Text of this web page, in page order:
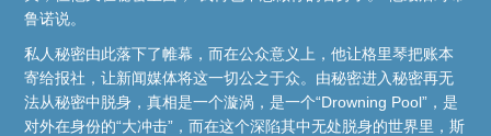
鲁诺说。
私人秘密由此落下了帷幕，而在公众意义上，他让格里琴把账本
寄给报社，让新闻媒体将这一切公之于众。由秘密进入秘密再无
法从秘密中脱身，真相是一个漩涡，是一个“Drowning Pool”，是
对外在身份的“大冲击”，而在这个深陷其中无处脱身的世界里，斯